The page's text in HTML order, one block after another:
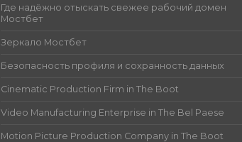
Где надёжно отыскать свежее рабочий домен
Мостбет
Зеркало Мостбет
Безопасность профиля и сохранность данных
Cinematic Production Firm in The Boot
Video Manufacturing Enterprise in The Bel Paese
Motion Picture Production Company in The Boot